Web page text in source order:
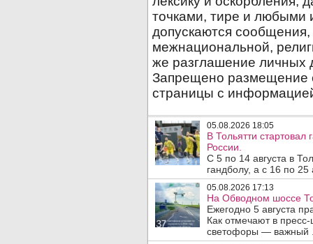
05.08.2026 18:05
В Тольятти
России.
С 5 по 14 августа в
гандболу, а с 16 по
05.08.2026 17:13
На Обводном шоссе
Ежегодно 5 августа
Как отмечают в
светофоры — важный